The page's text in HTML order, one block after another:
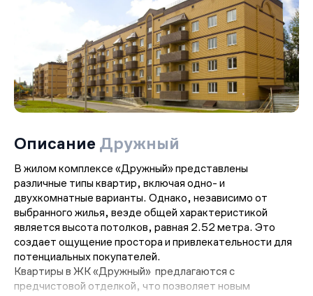
Описание Дружный
В жилом комплексе «Дружный» представлены
различные типы квартир, включая одно- и
двухкомнатные варианты. Однако, независимо от
выбранного жилья, везде общей характеристикой
является высота потолков, равная 2.52 метра. Это
создает ощущение простора и привлекательности для
потенциальных покупателей.
Квартиры в ЖК «Дружный» предлагаются с
предчистовой отделкой, что позволяет новым